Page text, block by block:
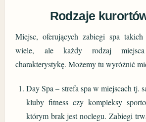
Rodzaje
Miejsc, oferujących zabiegi spa
wiele, ale każdy rodzaj
charakterystykę. Możemy tu wyróżnić
Day Spa – strefa spa w miejscach tj.
kluby fitness czy kompleksy
którym brak jest noclegu. Zabiegi